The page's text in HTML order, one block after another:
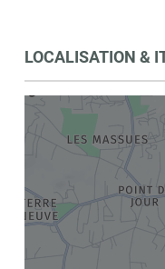
LOCALISATION &